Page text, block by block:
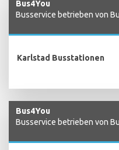
Bus4You
Busservice betrieben von
Karlstad Busstationen
Bus4You
Busservice betrieben von